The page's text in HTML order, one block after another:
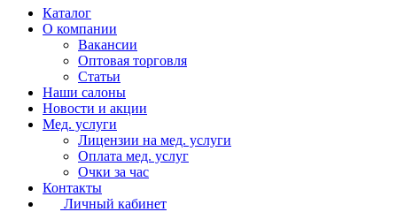
Каталог
О компании
Вакансии
Оптовая торговля
Статьи
Наши салоны
Новости и акции
Мед. услуги
Лицензии на мед. услуги
Оплата мед. услуг
Очки за час
Контакты
Личный кабинет